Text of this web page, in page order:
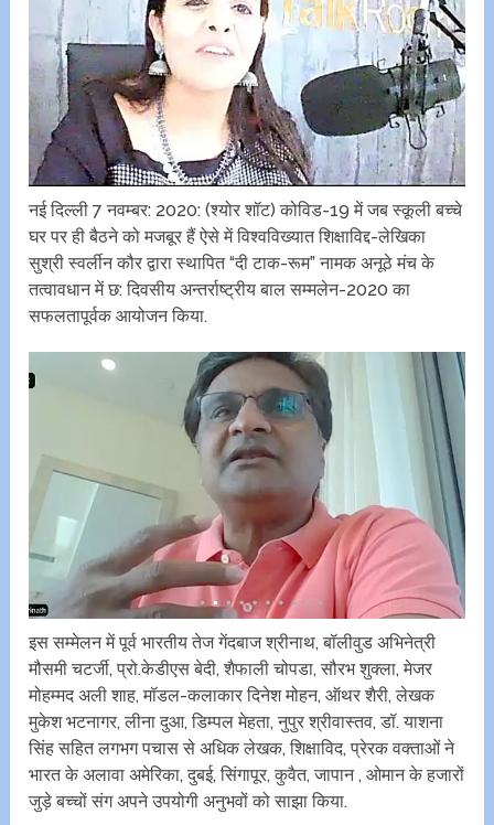
नई दिल्ली 7 नवम्बर: 2020: (श्योर शॉट) कोविड-19 में जब स्कूली बच्चे
घर पर ही बैठने को मजबूर हैं ऐसे में विश्वविख्यात शिक्षाविद्द-लेखिका
सुश्री स्वर्लीन कौर द्वारा स्थापित “दी टाक-रूम” नामक अनूठे मंच के
तत्वावधान में छ: दिवसीय अन्तर्राष्ट्रीय बाल सम्मलेन-2020 का
सफलतापूर्वक आयोजन किया.
इस सम्मेलन में पूर्व भारतीय तेज गेंदबाज श्रीनाथ, बॉलीवुड अभिनेत्री
मौसमी चटर्जी, प्रो.केडीएस बेदी, शैफाली चोपडा, सौरभ शुक्ला, मेजर
मोहम्मद अली शाह, मॉडल-कलाकार दिनेश मोहन, ऑथर शैरी, लेखक
मुकेश भटनागर, लीना दुआ, डिम्पल मेहता, नुपुर श्रीवास्तव, डॉ. याशना
सिंह सहित लगभग पचास से अधिक लेखक, शिक्षाविद, प्रेरक वक्ताओं ने
भारत के अलावा अमेरिका, दुबई, सिंगापूर, कुवैत, जापान , ओमान के हजारों
जुड़े बच्चों संग अपने उपयोगी अनुभवों को साझा किया.